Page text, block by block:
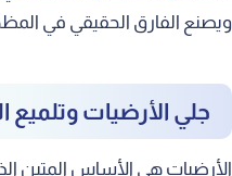
ويصنع الفارق الحقيقي في
جلي الأرضيات وتلميع
الأرضيات هي الأساس المتين